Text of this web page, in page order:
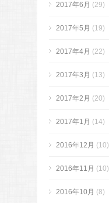
2017年6月 (29)
2017年5月 (19)
2017年4月 (22)
2017年3月 (13)
2017年2月 (20)
2017年1月 (14)
2016年12月 (10)
2016年11月 (10)
2016年10月 (8)